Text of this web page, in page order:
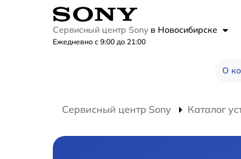
Сервисный центр Sony в Новосибирске
Ежедневно с 9:00 до 21:00
О
Сервисный центр Sony Каталог